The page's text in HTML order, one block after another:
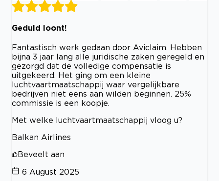
Geduld loont!
Fantastisch werk gedaan door Aviclaim. Hebben
bijna 3 jaar lang alle juridische zaken geregeld en
gezorgd dat de volledige compensatie is
uitgekeerd. Het ging om een kleine
luchtvaartmaatschappij waar vergelijkbare
bedrijven niet eens aan wilden beginnen. 25%
commissie is een koopje.
Met welke luchtvaartmaatschappij vloog u?
Balkan Airlines
Beveelt aan
6 August 2025